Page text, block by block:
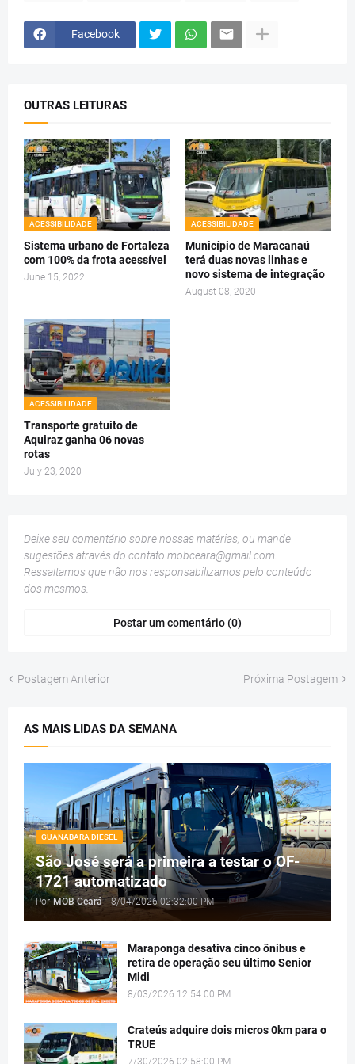
Facebook
OUTRAS LEITURAS
ACESSIBILIDADE
Sistema urbano de Fortaleza
com 100% da frota acessível
June 15, 2022
ACESSIBILIDADE
Município de Maracanaú
terá duas novas linhas e
novo sistema de integração
August 08, 2020
ACESSIBILIDADE
Transporte gratuito de
Aquiraz ganha 06 novas
rotas
July 23, 2020
Deixe seu comentário sobre nossas matérias, ou mande
sugestões através do contato mobceara@gmail.com
Ressaltamos que não nos responsabilizamos pelo conteúdo
dos mesmos.
Postar um comentário (0)
Postagem Anterior Próxima Postagem
AS MAIS LIDAS DA SEMANA
GUANABARA DIESEL
São José será a primeira a testar o OF-
1721 automatizado
Por MOB Ceará - 8/04/2026 02:32:00 PM
Maraponga desativa cinco ônibus e
retira de operação seu último Senior
Midi
8/03/2026 12:54:00 PM
Crateús adquire dois micros 0km para o
TRUE
7/30/2026 02:58:00 PM